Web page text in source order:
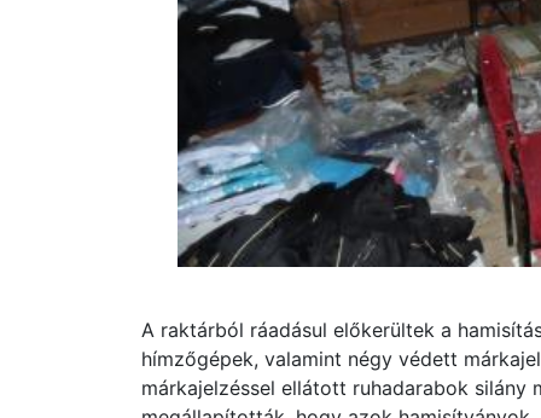
A raktárból ráadásul előkerültek a
hímzőgépek, valamint négy védett
márkajelzéssel ellátott ruhadarabok silány